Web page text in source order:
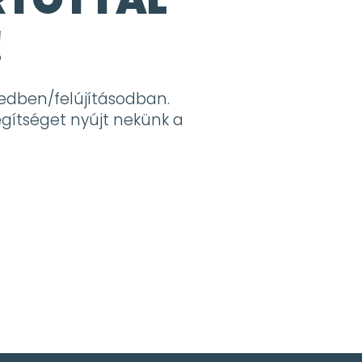
felújításodban.
nyújt nekünk a